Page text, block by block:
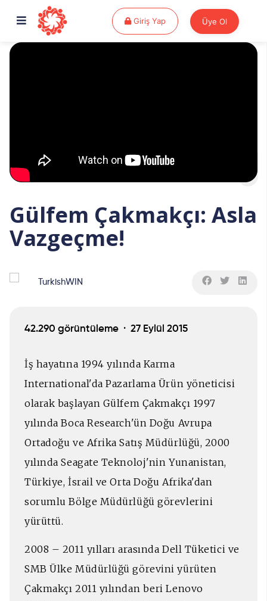
Giriş YapGiriş Yap Üye Ol
Gülfem Çakmakçı: Asla
Vazgeçme!
TurkishWIN
42.290 görüntüleme · 27 Eylül 2015
İş hayatına 1994 yılında Karma
International'da Pazarlama Ürün yöneticisi
olarak başlayan Gülfem Çakmakçı 1997
yılında Boca Research'ün Doğu Avrupa
Ortadoğu ve Afrika Satış Müdürlüğü, 2000
yılında Seagate Teknoloj'nin Yunanistan,
Türkiye, İsrail ve Orta Doğu Afrika'dan
sorumlu Bölge Müdürlüğü görevlerini
yürüttü.
2008 – 2011 yılları arasında Dell Tüketici ve
SMB Ülke Müdürlüğü görevini yürüten
Çakmakçı 2011 yılından beri Lenovo